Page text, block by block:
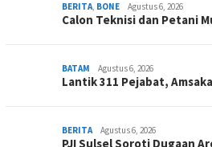
BERITA, BONE Agustus 6, 2026
Calon Teknisi dan Petani
BATAM Agustus 6, 2026
Lantik 311 Pejabat,
BERITA Agustus 6, 2026
PJI Sulsel Soroti Dugaan